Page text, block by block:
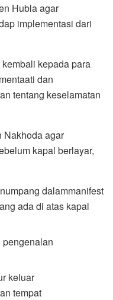
Hubla agar
implementasi dari
kepada para
dan
tentang keselamatan
Nakhoda agar
kapal berlayar,
dalammanifest
ada di atas kapal
keluar
tempat